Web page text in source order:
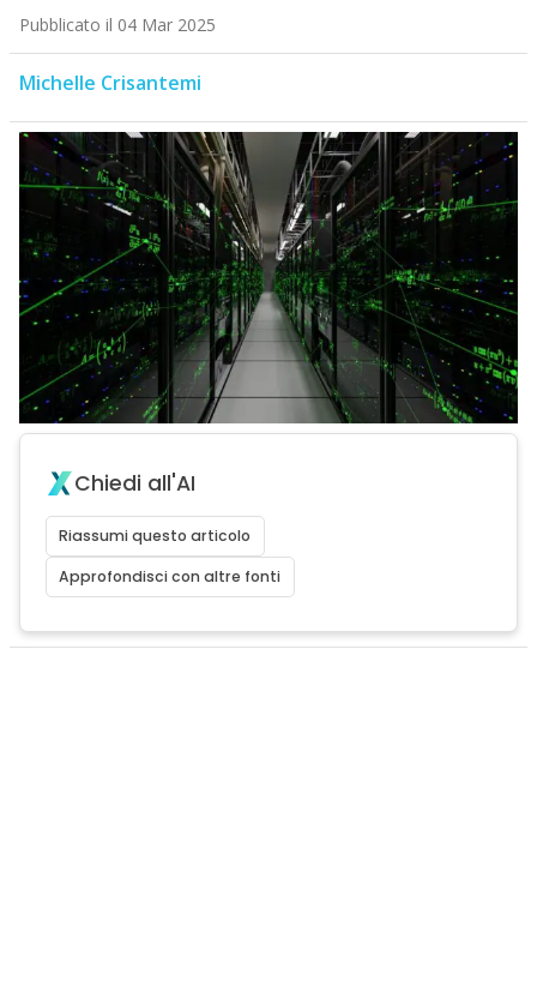
Pubblicato il 04 Mar 2025
Michelle Crisantemi
Chiedi all'AI
Riassumi questo articolo
Approfondisci con altre fonti